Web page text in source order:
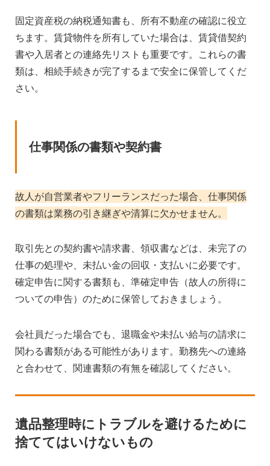
固定資産税の納税通知書も、所有不動産の確認に役立
ちます。賃貸物件を所有していた場合は、賃貸借契約
書や入居者との連絡先リストも重要です。これらの書
類は、相続手続きが完了するまで安全に保管してくだ
さい。
仕事関係の書類や契約書
故人が自営業者やフリーランスだった場合、仕事関係
の書類は業務の引き継ぎや清算に欠かせません。
取引先との契約書や請求書、領収書などは、未完了の
仕事の処理や、未払い金の回収・支払いに必要です。
確定申告に関する書類も、準確定申告（故人の所得に
ついての申告）のために保管しておきましょう。
会社員だった場合でも、退職金や未払い給与の請求に
関わる書類がある可能性があります。勤務先への連絡
と合わせて、関連書類の有無を確認してください。
遺品整理時にトラブルを避けるために
捨ててはいけないもの